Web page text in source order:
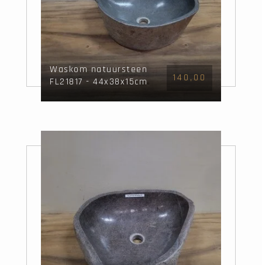
Waskom natuursteen
FL21817 - 44x38x15cm
140,00